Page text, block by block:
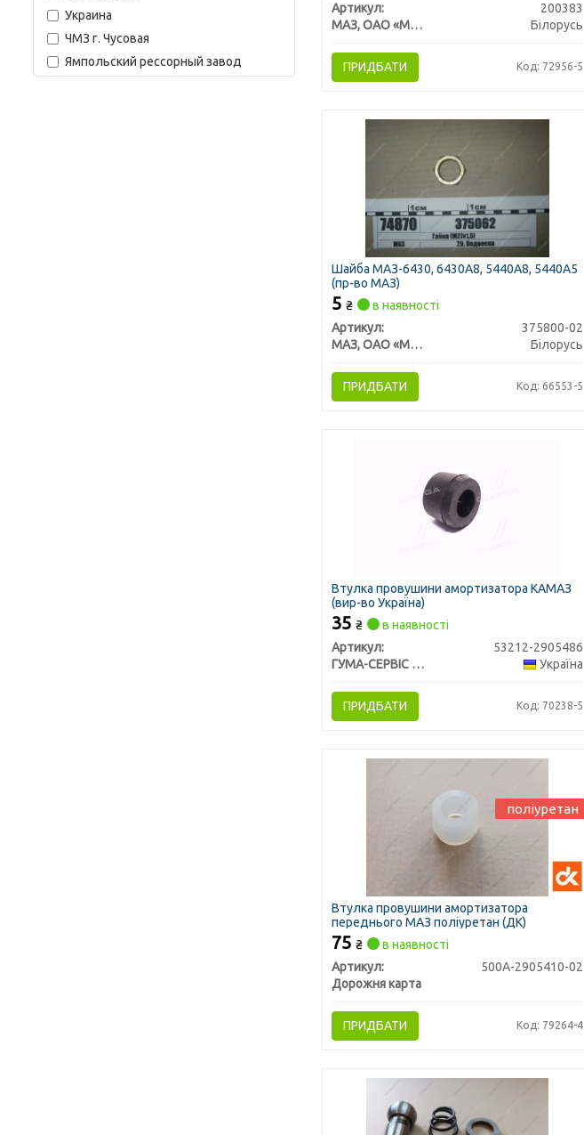
Украина
ЧМЗ г. Чусовая
Ямпольский рессорный завод
Артикул:
200383
МАЗ, ОАО «Минский автомобильный завод»
Білорусь
ПРИДБАТИ Код: 72956-5
Шайба МАЗ-6430, 6430А8, 5440А8, 5440А5
(пр-во МАЗ)
5 ₴
в наявності
Артикул:
375800-02
МАЗ, ОАО «Минский автомобильный завод»
Білорусь
ПРИДБАТИ Код: 66553-5
Втулка провушини амортизатора КАМАЗ
(вир-во Україна)
35 ₴
в наявності
Артикул:
53212-2905486
ГУМА-СЕРВІС УКРАЇНА
Україна
ПРИДБАТИ Код: 70238-5
Втулка провушини амортизатора
переднього МАЗ поліуретан (ДК)
75 ₴
в наявності
Артикул:
500А-2905410-02
Дорожня карта
ПРИДБАТИ Код: 79264-4
поліуретан